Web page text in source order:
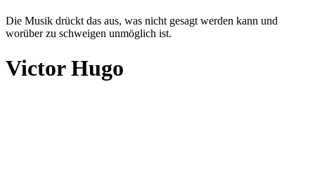
Die Musik drückt das aus, was nicht gesagt werden kann und
worüber zu schweigen unmöglich ist.
Victor Hugo